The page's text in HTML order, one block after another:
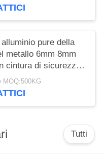
pure della
metallo 6mm 8mm
cintura di sicurezza
palla a chiave
MOQ:500KG
Tutti